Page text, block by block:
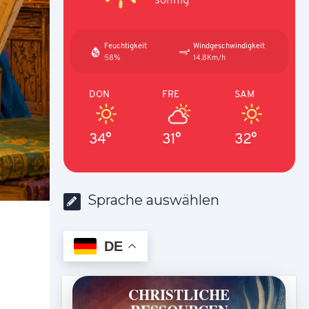
Feuchtigkeit
58%
Windgeschwindigkeit
14.8Km/h
DON
34°
FRE
31°
SAM
32°
Sprache auswählen
DE
CHRISTLICHE